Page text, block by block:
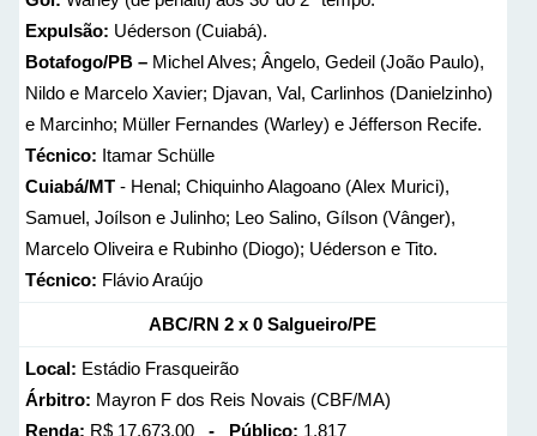
Expulsão: Uéderson (Cuiabá).
Botafogo/PB –Michel Alves; Ângelo, Gedeil (João Paulo),
Nildo e Marcelo Xavier; Djavan, Val, Carlinhos (Danielzinho)
e Marcinho; Müller Fernandes (Warley) e Jéfferson Recife.
Técnico: Itamar Schülle
Cuiabá/MT- Henal; Chiquinho Alagoano (Alex Murici),
Samuel, Joílson e Julinho; Leo Salino, Gílson (Vânger),
Marcelo Oliveira e Rubinho (Diogo); Uéderson e Tito.
Técnico: Flávio Araújo
ABC/RN 2 x 0 Salgueiro/PE
Local: Estádio Frasqueirão
Árbitro: Mayron F dos Reis Novais (CBF/MA)
Renda: R$ 17.673,00 - Público: 1.817